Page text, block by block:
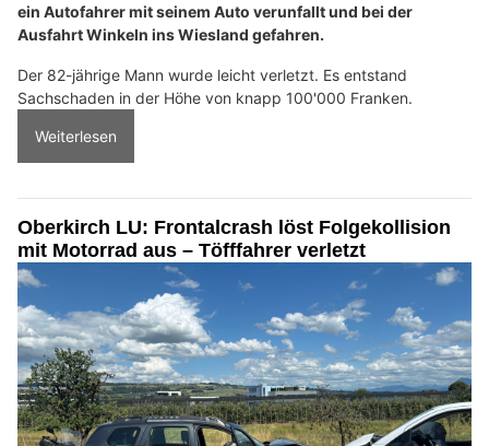
ein Autofahrer mit seinem Auto verunfallt und bei der
Ausfahrt Winkeln ins Wiesland gefahren.
Der 82-jährige Mann wurde leicht verletzt. Es entstand
Sachschaden in der Höhe von knapp 100'000 Franken.
Weiterlesen
Oberkirch LU: Frontalcrash löst Folgekollision
mit Motorrad aus – Töfffahrer verletzt